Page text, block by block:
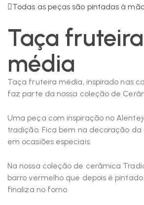
Todas as peças são pintadas à
Taça fruteira
média
Taça fruteira média, inspirado nas
faz parte da nossa coleção de
Uma peça com inspiração no
tradição. Fica bem na decoração da
em ocasiões especiais.
Na nossa coleção de cerâmica
barro vermelho que depois é
finaliza no forno.